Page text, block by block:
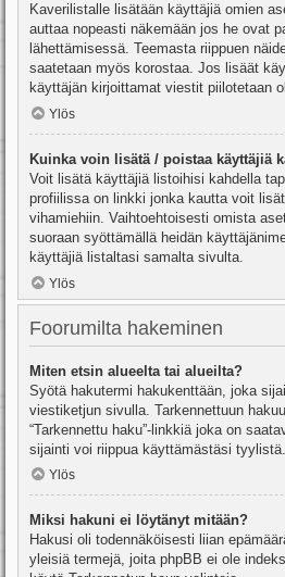
Kaverilistalle lisätään käyttäjiä omien
auttaa nopeasti näkemään jos he ovat
lähettämisessä. Teemasta riippuen
saatetaan myös korostaa. Jos lisäät
käyttäjän kirjoittamat viestit piilotetaan
Ylös
Kuinka voin lisätä / poistaa käyttäjiä
Voit lisätä käyttäjiä listoihisi kahdella
profiilissa on linkki jonka kautta voit
vihamiehiin. Vaihtoehtoisesti omista
suoraan syöttämällä heidän
käyttäjiä listaltasi samalta sivulta.
Ylös
Foorumilta hakeminen
Miten etsin alueelta tai alueilta?
Syötä hakutermi hakukenttään, joka
viestiketjun sivulla. Tarkennettuun
“Tarkennettu haku”-linkkiä joka on
sijainti voi riippua käyttämästäsi tyylistä.
Ylös
Miksi hakuni ei löytänyt mitään?
Hakusi oli todennäköisesti liian
yleisiä termejä, joita phpBB ei ole